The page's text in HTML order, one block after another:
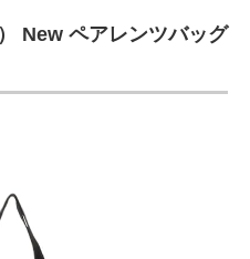
New ペアレンツバッグ